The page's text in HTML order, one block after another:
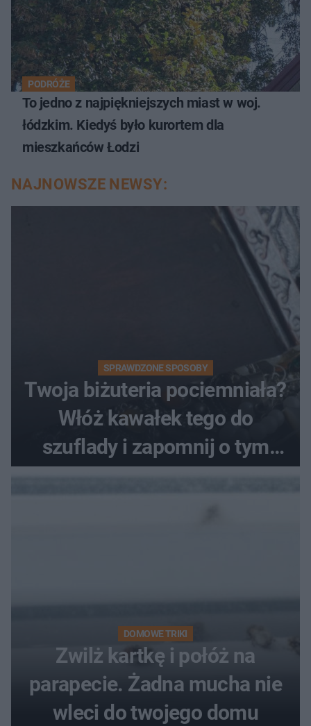
PODRÓŻE
To jedno z najpiękniejszych miast w woj.
łódzkim. Kiedyś było kurortem dla
mieszkańców Łodzi
NAJNOWSZE NEWSY:
SPRAWDZONE SPOSOBY
Twoja biżuteria pociemniała?
Włóż kawałek tego do
szuflady i zapomnij o tym
DOMOWE TRIKI
Zwilż kartkę i połóż na
parapecie. Żadna mucha nie
wleci do twojego domu